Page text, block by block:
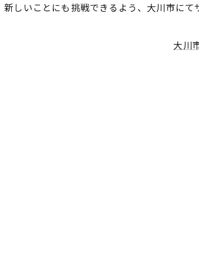
しいことにも挑戦できるよう、大川市にて
大川